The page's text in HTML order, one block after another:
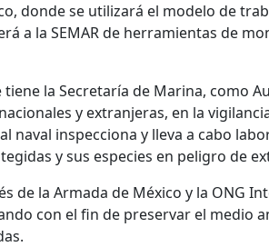
donde se utilizará el modelo de
a la SEMAR de herramientas de
la Secretaría de Marina, como
y extranjeras, en la
naval inspecciona y lleva a cabo
y sus especies en peligro de
de la Armada de México y la ONG
con el fin de preservar el medio